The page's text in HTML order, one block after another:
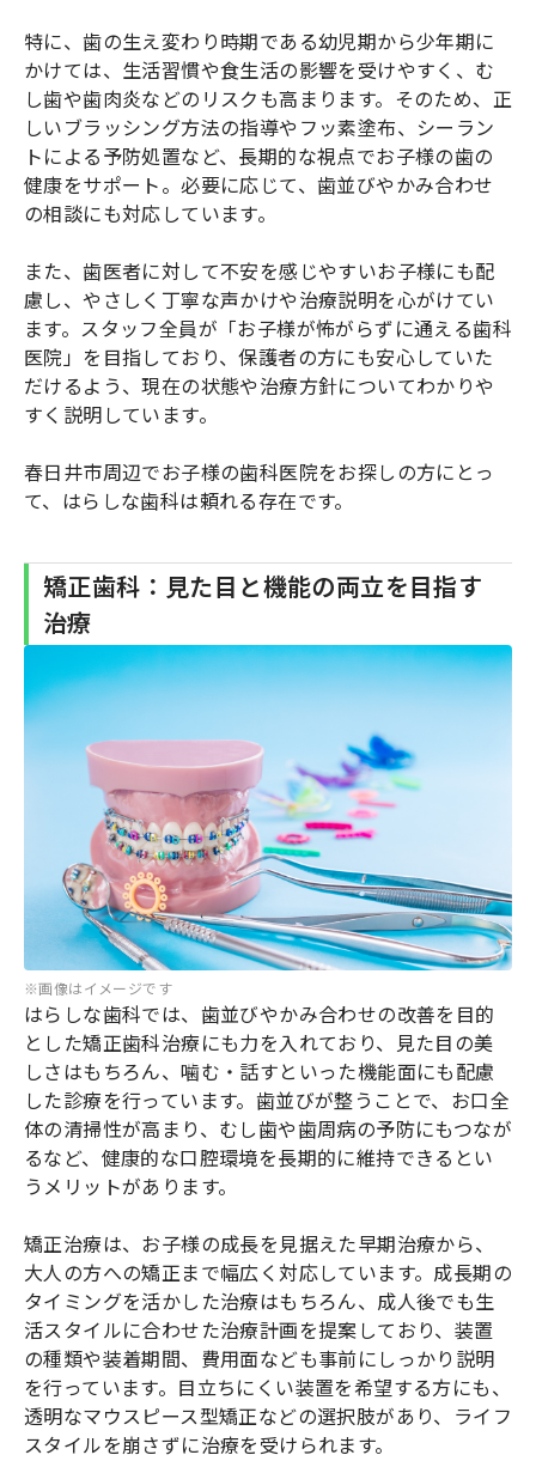
特に、歯の生え変わり時期である幼児期から少年期に
かけては、生活習慣や食生活の影響を受けやすく、む
し歯や歯肉炎などのリスクも高まります。そのため、正
しいブラッシング方法の指導やフッ素塗布、シーラン
トによる予防処置など、長期的な視点でお子様の歯の
健康をサポート。必要に応じて、歯並びやかみ合わせ
の相談にも対応しています。
また、歯医者に対して不安を感じやすいお子様にも配
慮し、やさしく丁寧な声かけや治療説明を心がけてい
ます。スタッフ全員が「お子様が怖がらずに通える歯科
医院」を目指しており、保護者の方にも安心していた
だけるよう、現在の状態や治療方針についてわかりや
すく説明しています。
春日井市周辺でお子様の歯科医院をお探しの方にとっ
て、はらしな歯科は頼れる存在です。
矯正歯科：見た目と機能の両立を目指す
治療
※画像はイメージです
はらしな歯科では、歯並びやかみ合わせの改善を目的
とした矯正歯科治療にも力を入れており、見た目の美
しさはもちろん、噛む・話すといった機能面にも配慮
した診療を行っています。歯並びが整うことで、お口全
体の清掃性が高まり、むし歯や歯周病の予防にもつなが
るなど、健康的な口腔環境を長期的に維持できるとい
うメリットがあります。
矯正治療は、お子様の成長を見据えた早期治療から、
大人の方への矯正まで幅広く対応しています。成長期の
タイミングを活かした治療はもちろん、成人後でも生
活スタイルに合わせた治療計画を提案しており、装置
の種類や装着期間、費用面なども事前にしっかり説明
を行っています。目立ちにくい装置を希望する方にも、
透明なマウスピース型矯正などの選択肢があり、ライフ
スタイルを崩さずに治療を受けられます。